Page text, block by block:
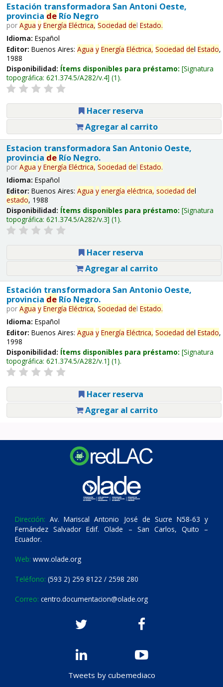
Estación transformadora San Antoni Oeste,
provincia deRío Negro
por Agua y Energía Eléctrica, Sociedad del Estado.
Idioma: Español
Editor: Buenos Aires: Agua y Energía Eléctrica, Sociedad del Estado,
1988
Disponibilidad: Ítems disponibles para préstamo: Signatura
topográfica: 621.374.5/A282/v.4 (1).
Hacer reserva
Agregar al carrito
Estacion transformadora San Antonio Oeste,
provincia deRío Negro.
por Agua y Energía Eléctrica, Sociedad del Estado.
Idioma: Español
Editor: Buenos Aires: Agua y energía eléctrica, sociedad del
estado, 1988
Disponibilidad: Ítems disponibles para préstamo: Signatura
topográfica: 621.374.5/A282/v.3 (1).
Hacer reserva
Agregar al carrito
Estación transformadora San Antonio Oeste,
provincia deRío Negro.
por Agua y Energía Eléctrica, Sociedad del Estado.
Idioma: Español
Editor: Buenos Aires: Agua y Energía Eléctrica, Sociedad del Estado,
1998
Disponibilidad: Ítems disponibles para préstamo: Signatura
topográfica: 621.374.5/A282/v.1 (1).
Hacer reserva
Agregar al carrito
Dirección: Av. Mariscal Antonio José de Sucre N58-63 y
Fernández Salvador Edif. Olade – San Carlos, Quito –
Ecuador.
Web: www.olade.org
Teléfono: (593 2) 259 8122 / 2598 280
Correo: centro.documentacion@olade.org
Tweets by cubemediaco